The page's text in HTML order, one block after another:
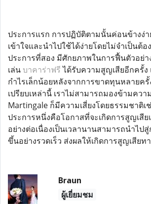
ประการแรก การปฏิบัติตามนั้นค่อนข้างง่า
เข้าใจและนำไปใช้ได้ง่ายโดยไม่จำเป็น
ประการที่สอง มีศักยภาพในการฟื้นตัวอย่า
เล่นบาคาร่าฟรีได้รับความสูญเสียอีกครั้ง
กำไรเล็กน้อยหลังจากการขาดทุนหลายค
เปรียบเหล่านี้ เราไม่สามารถมองข้ามควา
Martingale ก็มีความเสี่ยงโดยธรรมชาติ
ประการหนึ่งคือโอกาสที่จะเกิดการสูญเสี
อย่างต่อเนื่องเป็นเวลานานสามารถนำไป
ขึ้นอย่างรวดเร็ว ส่งผลให้เกิดการสูญเสียท
Braun
ผู้เยี่ยมชม